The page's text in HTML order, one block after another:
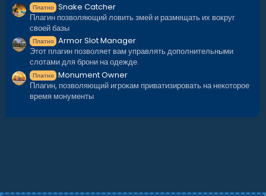
---------------------------------------------------
-------------
Custom Base W
55 Prefabs
Модификации: Topology, Height
---------------------------------------------------
-------------
Платно Snake Catcher
Плагин позволяющий ловить змей и размещать их вокруг
своей базы
Платно Armor Slot Manager
Этот плагин позволяет вам управлять дополнительными
слотами для брони на одежде.
Платно Monument Owner
Плагин, позволяющий игрокам приватизировать на некоторое
время монументы